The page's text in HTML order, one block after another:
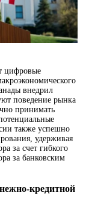
цифровые
внедрил
поведение рынка
принимать
также успешно
удерживая
за счет гибкого
за банковским
кредитной